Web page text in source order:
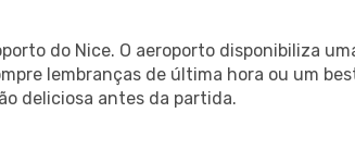
do Nice. O aeroporto disponibiliza
lembranças de última hora ou um
deliciosa antes da partida.